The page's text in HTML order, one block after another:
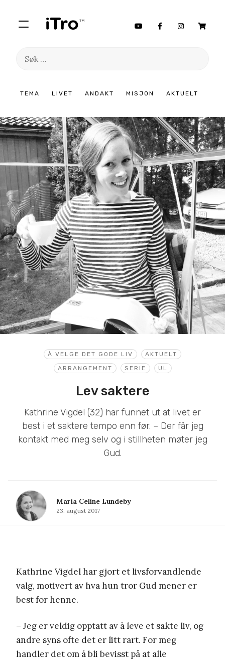
TEMA LIVET ANDAKT MISJON AKTUELT
Søk
innhold
Å VELGE DET GODE LIV
AKTUELT
ARRANGEMENT
SERIE UL
Lev saktere
Kathrine Vigdel (32) har funnet ut at livet er
best i et saktere tempo enn før. – Der får jeg
kontakt med meg selv og i stillheten møter jeg
Gud.
Maria Celine Lundeby
23. august 2017
Kathrine Vigdel har gjort et livsforvandlende
valg, motivert av hva hun tror Gud mener er
best for henne.
– Jeg er veldig opptatt av å leve et sakte liv, og
andre syns ofte det er litt rart. For meg
handler det om å bli bevisst på at alle